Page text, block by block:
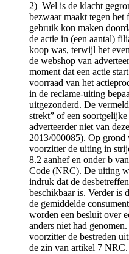
2) Wel is de klacht
bezwaar maakt tegen het
gebruik kon maken
de actie in (een aantal)
koop was, terwijl het
de webshop van
moment dat een actie
voorraad van het
in de reclame-uiting
uitgezonderd. De
strekt” of een
adverteerder niet van
2013/000085). Op grond
voorzitter de uiting in
8.2 aanhef en onder b
Code (NRC). De uiting
indruk dat de
beschikbaar is. Verder is
de gemiddelde
worden een besluit over
anders niet had
voorzitter de bestreden
de zin van artikel 7 NRC.